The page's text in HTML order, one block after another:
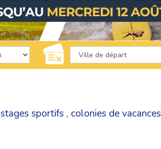
stages sportifs , colonies de vacances